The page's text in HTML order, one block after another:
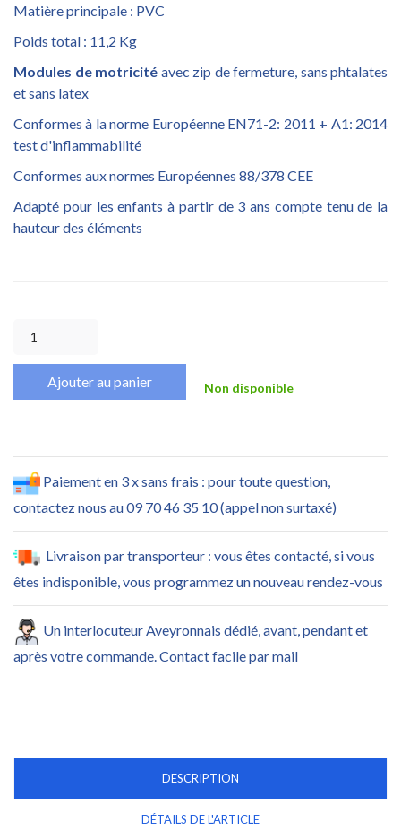
Matière principale : PVC
Poids total : 11,2 Kg
Modules de motricité avec zip de fermeture, sans phtalates
et sans latex
Conformes à la norme Européenne EN71-2: 2011 + A1: 2014
test d'inflammabilité
Conformes aux normes Européennes 88/378 CEE
Adapté pour les enfants à partir de 3 ans compte tenu de la
hauteur des éléments
Ajouter au panier Non disponible
Paiement en 3 x sans frais : pour toute question,
contactez nous au 09 70 46 35 10 (appel non surtaxé)
Livraison par transporteur : vous êtes contacté, si vous
êtes indisponible, vous programmez un nouveau rendez-vous
Un interlocuteur Aveyronnais dédié, avant, pendant et
après votre commande. Contact facile par mail
DESCRIPTION
DÉTAILS DE L'ARTICLE